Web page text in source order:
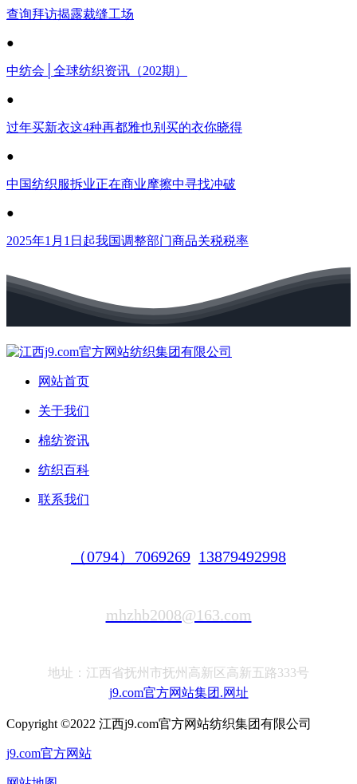
查询拜访揭露裁缝工场
●
中纺会│全球纺织资讯（202期）
●
过年买新衣这4种再都雅也别买的衣你晓得
●
中国纺织服拆业正在商业摩擦中寻找冲破
●
2025年1月1日起我国调整部门商品关税税率
网站首页
关于我们
棉纺资讯
纺织百科
联系我们
（0794）7069269 13879492998
mhzhb2008@163.com
地址：江西省抚州市抚州高新区高新五路333号
j9.com官方网站集团.网址
Copyright ©2022 江西j9.com官方网站纺织集团有限公司
j9.com官方网站